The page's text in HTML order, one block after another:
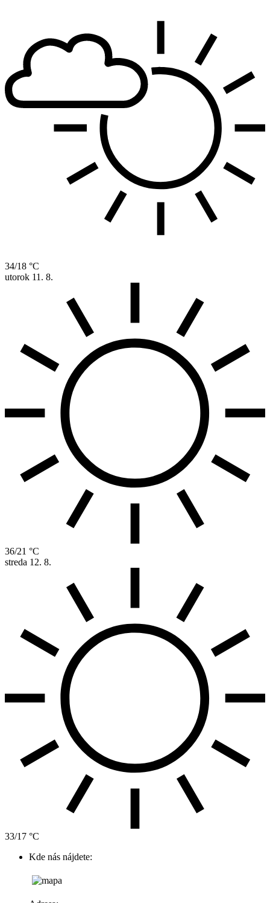
34/18 °C
utorok 11. 8.
36/21 °C
streda 12. 8.
33/17 °C
Kde nás nájdete: